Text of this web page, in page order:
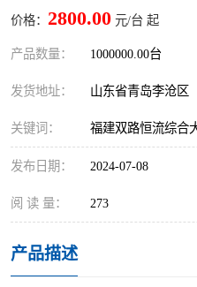
价格： 2800.00 元/台 起
产品数量： 1000000.00台
发货地址： 山东省青岛李沧区
关键词： 福建双路恒流综合
发布日期： 2024-07-08
阅 读 量： 273
产品描述
烟尘净化器